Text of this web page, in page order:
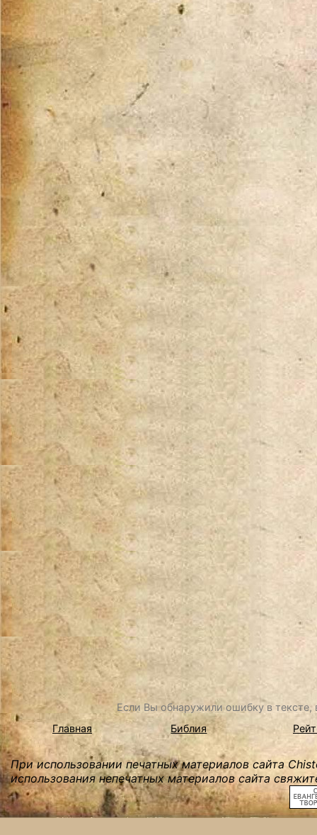
Если Вы обнаружили ошибку в
Главная
Библия
При использовании печатных материалов сайта
использования непечатных материалов сайта